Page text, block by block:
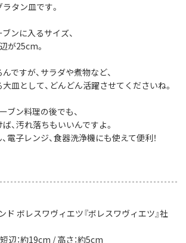
タン皿です。
ンに入るサイズ、
が25cm。
ですが、サラダや煮物など、
皿として、どんどん活躍させてくださいね。
ブン料理の後でも、
、汚れ落ちもいいんですよ。
電子レンジ、食器洗浄機にも使えて便利！
ド ボレスワヴィエツ『ボレスワヴィエツ』社
辺：約19cm / 高さ：約5cm